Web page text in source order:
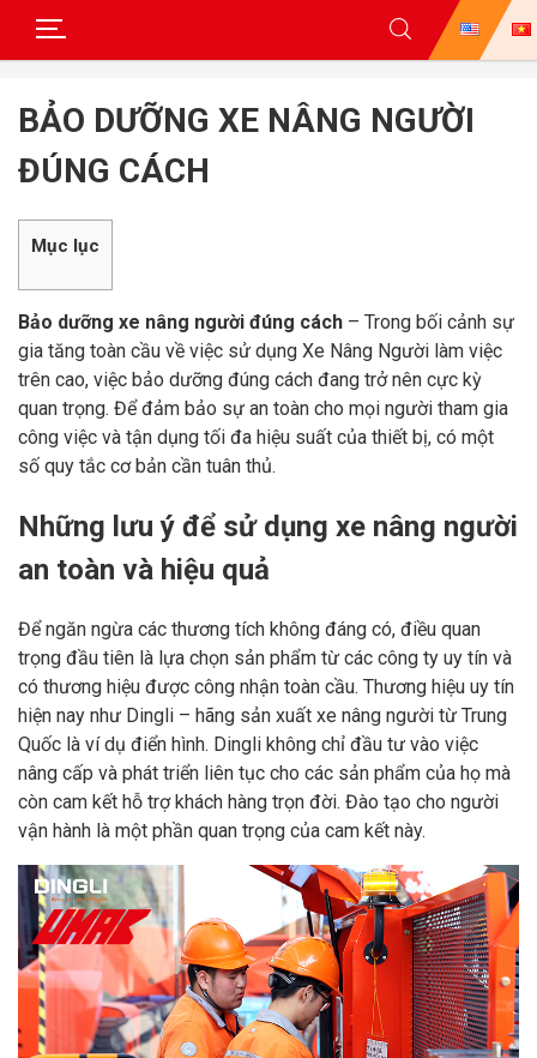
content
BẢO DƯỠNG XE NÂNG NGƯỜI
ĐÚNG CÁCH
Mục lục
Bảo dưỡng xe nâng người đúng cách – Trong bối cảnh sự
gia tăng toàn cầu về việc sử dụng Xe Nâng Người làm việc
trên cao, việc bảo dưỡng đúng cách đang trở nên cực kỳ
quan trọng. Để đảm bảo sự an toàn cho mọi người tham gia
công việc và tận dụng tối đa hiệu suất của thiết bị, có một
số quy tắc cơ bản cần tuân thủ.
Những lưu ý để sử dụng xe nâng người
an toàn và hiệu quả
Để ngăn ngừa các thương tích không đáng có, điều quan
trọng đầu tiên là lựa chọn sản phẩm từ các công ty uy tín và
có thương hiệu được công nhận toàn cầu. Thương hiệu uy tín
hiện nay như Dingli – hãng sản xuất xe nâng người từ Trung
Quốc là ví dụ điển hình. Dingli không chỉ đầu tư vào việc
nâng cấp và phát triển liên tục cho các sản phẩm của họ mà
còn cam kết hỗ trợ khách hàng trọn đời. Đào tạo cho người
vận hành là một phần quan trọng của cam kết này.